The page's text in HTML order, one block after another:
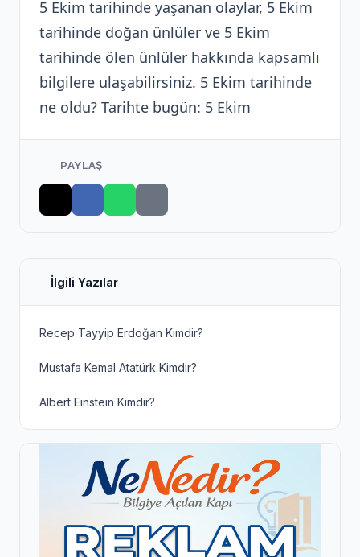
5 Ekim tarihinde yaşanan olaylar, 5 Ekim
tarihinde doğan ünlüler ve 5 Ekim
tarihinde ölen ünlüler hakkında kapsamlı
bilgilere ulaşabilirsiniz. 5 Ekim tarihinde
ne oldu? Tarihte bugün: 5 Ekim
PAYLAŞ
İlgili Yazılar
Recep Tayyip Erdoğan Kimdir?
Mustafa Kemal Atatürk Kimdir?
Albert Einstein Kimdir?